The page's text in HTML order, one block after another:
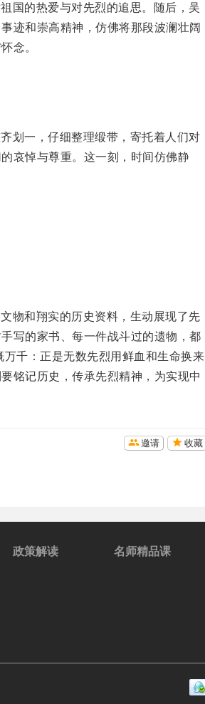
国的热爱与对先烈的追思。随后，吴
迹和崇高精神，仿佛将那段波澜壮阔
念。
划一，仔细整理缎带，寄托着人们对
哀悼与尊重。这一刻，时间仿佛静
物和翔实的历史资料，生动展现了先
写的家书、每一件战斗过的遗物，都
千：正是无数先烈用鲜血和生命换来
铭记历史，传承先烈精神，为实现中
收藏
邀请
政策解读 名师精品课